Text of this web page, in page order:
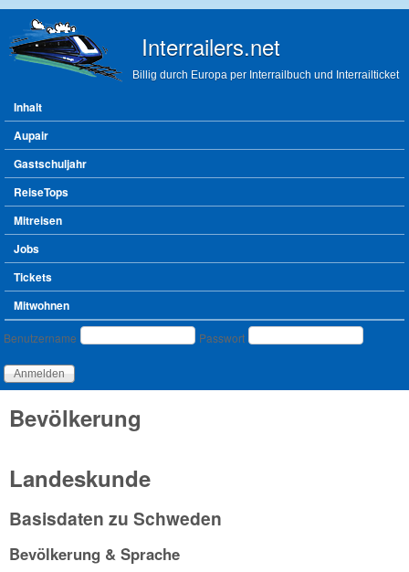
Interrailers.net
Billig durch Europa per Interrailbuch und Interrailticket
Hauptmenü
Inhalt
Aupair
Gastschuljahr
ReiseTops
Mitreisen
Jobs
Tickets
Mitwohnen
Benutzeranmeldung
Benutzername Passwort
Bevölkerung
Landeskunde
Basisdaten zu Schweden
Bevölkerung & Sprache